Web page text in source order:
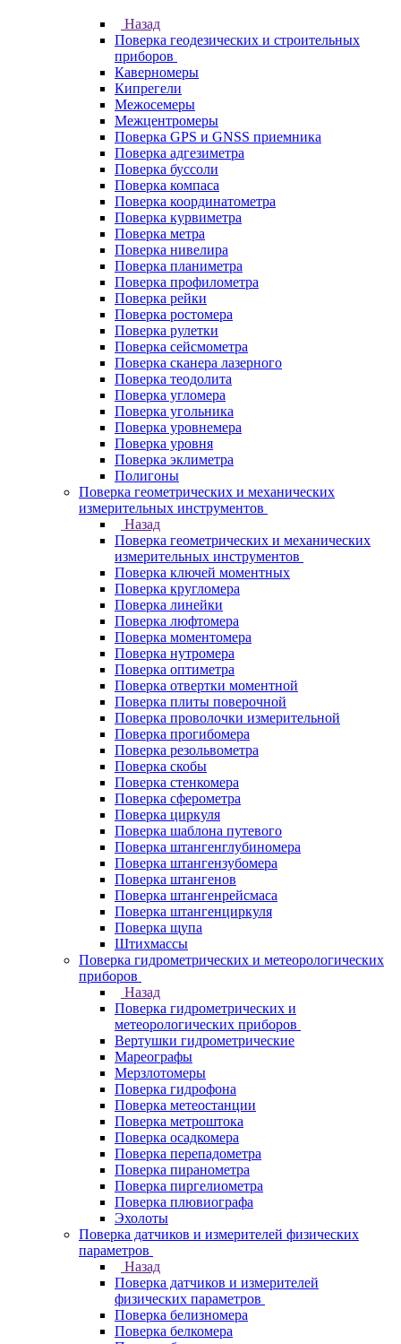
Назад
Поверка геодезических и строительных
приборов
Каверномеры
Кипрегели
Межосемеры
Межцентромеры
Поверка GPS и GNSS приемника
Поверка адгезиметра
Поверка буссоли
Поверка компаса
Поверка координатометра
Поверка курвиметра
Поверка метра
Поверка нивелира
Поверка планиметра
Поверка профилометра
Поверка рейки
Поверка ростомера
Поверка рулетки
Поверка сейсмометра
Поверка сканера лазерного
Поверка теодолита
Поверка угломера
Поверка угольника
Поверка уровнемера
Поверка уровня
Поверка эклиметра
Полигоны
Поверка геометрических и механических
измерительных инструментов
Назад
Поверка геометрических и механических
измерительных инструментов
Поверка ключей моментных
Поверка кругломера
Поверка линейки
Поверка люфтомера
Поверка моментомера
Поверка нутромера
Поверка оптиметра
Поверка отвертки моментной
Поверка плиты поверочной
Поверка проволочки измерительной
Поверка прогибомера
Поверка резольвометра
Поверка скобы
Поверка стенкомера
Поверка сферометра
Поверка циркуля
Поверка шаблона путевого
Поверка штангенглубиномера
Поверка штангензубомера
Поверка штангенов
Поверка штангенрейсмаса
Поверка штангенциркуля
Поверка щупа
Штихмассы
Поверка гидрометрических и метеорологических
приборов
Назад
Поверка гидрометрических и
метеорологических приборов
Вертушки гидрометрические
Мареографы
Мерзлотомеры
Поверка гидрофона
Поверка метеостанции
Поверка метроштока
Поверка осадкомера
Поверка перепадометра
Поверка пиранометра
Поверка пиргелиометра
Поверка плювиографа
Эхолоты
Поверка датчиков и измерителей физических
параметров
Назад
Поверка датчиков и измерителей
физических параметров
Поверка белизномера
Поверка белкомера